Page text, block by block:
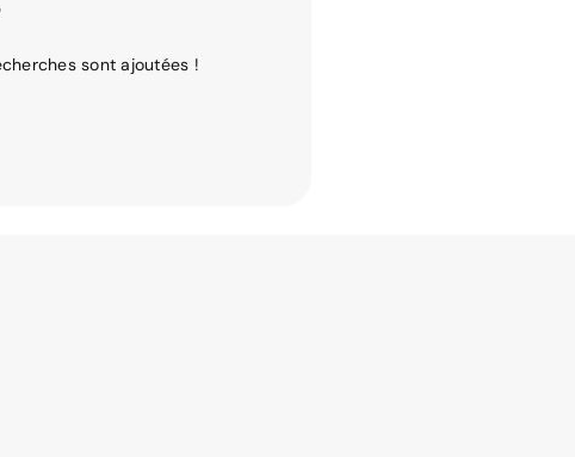
sont ajoutées !